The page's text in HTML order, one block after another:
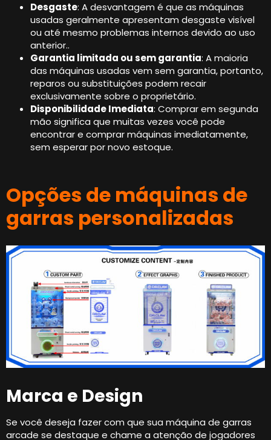
Desgaste: A desvantagem é que as máquinas
usadas geralmente apresentam desgaste visível
ou até mesmo problemas internos devido ao uso
anterior..
Garantia limitada ou sem garantia: A maioria
das máquinas usadas vem sem garantia, portanto,
reparos ou substituições podem recair
exclusivamente sobre o proprietário.
Disponibilidade Imediata: Comprar em segunda
mão significa que muitas vezes você pode
encontrar e comprar máquinas imediatamente,
sem esperar por novo estoque.
Opções de máquinas de
garras personalizadas
Marca e Design
Se você deseja fazer com que sua máquina de garras
arcade se destaque e chame a atenção de jogadores